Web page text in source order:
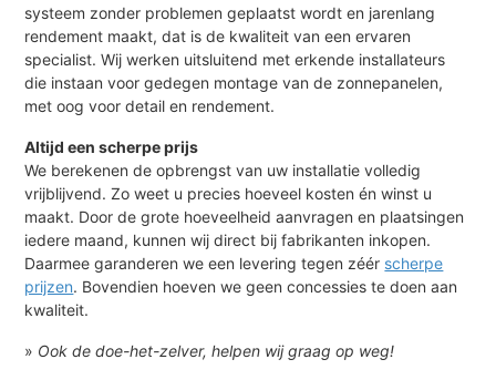
systeem zonder problemen geplaatst wordt en jarenlang
rendement maakt, dat is de kwaliteit van een ervaren
specialist. Wij werken uitsluitend met erkende installateurs
die instaan voor gedegen montage van de zonnepanelen,
met oog voor detail en rendement.
Altijd een scherpe prijs
We berekenen de opbrengst van uw installatie volledig
vrijblijvend. Zo weet u precies hoeveel kosten én winst u
maakt. Door de grote hoeveelheid aanvragen en plaatsingen
iedere maand, kunnen wij direct bij fabrikanten inkopen.
Daarmee garanderen we een levering tegen zéér scherpe
prijzen. Bovendien hoeven we geen concessies te doen aan
kwaliteit.
» Ook de doe-het-zelver, helpen wij graag op weg!